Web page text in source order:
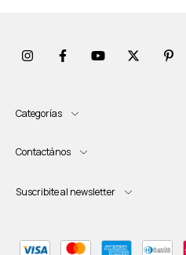
Categorías
Contactános
Suscribite al newsletter